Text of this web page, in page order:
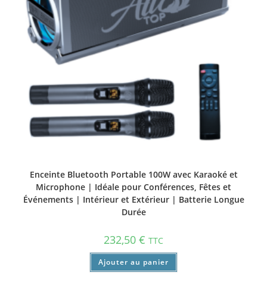
Enceinte Bluetooth Portable 100W avec Karaoké et
Microphone | Idéale pour Conférences, Fêtes et
Événements | Intérieur et Extérieur | Batterie Longue
Durée
232,50 € TTC
Ajouter au panier